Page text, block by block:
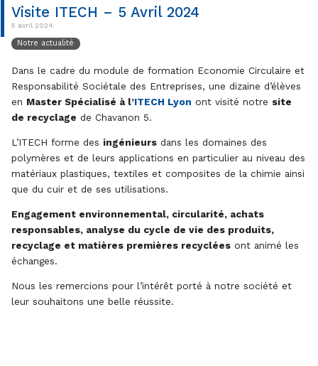
Visite ITECH – 5 Avril 2024
5 avril 2024
Notre actualité
Dans le cadre du module de formation Economie Circulaire et
Responsabilité Sociétale des Entreprises, une dizaine d’élèves
en Master Spécialisé à l’ITECH Lyon ont visité notre site
de recyclage de Chavanon 5.
L’ITECH forme des ingénieurs dans les domaines des
polymères et de leurs applications en particulier au niveau des
matériaux plastiques, textiles et composites de la chimie ainsi
que du cuir et de ses utilisations.
Engagement environnemental, circularité, achats
responsables, analyse du cycle de vie des produits,
recyclage et matières premières recyclées ont animé les
échanges.
Nous les remercions pour l’intérêt porté à notre société et
leur souhaitons une belle réussite.